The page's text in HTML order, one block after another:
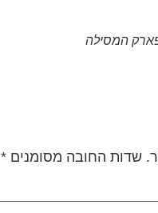
המסילה
שדות החובה מסומנים*